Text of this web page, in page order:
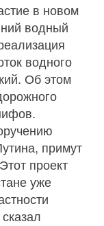
в новом
водный
водного
Об этом
примут
проект
уже